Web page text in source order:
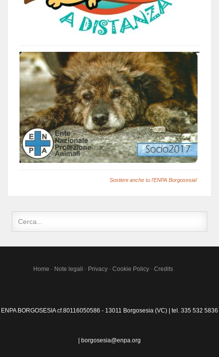
Sostieni anche tu l'ENPA Borgosesia!
Home - Note legali - Privacy- Cookie Policy- Credits
ENPA BORGOSESIA cf.80116050586 - 13011 Borgosesia (VC) | tel. 335 532 5836
| borgosesia@enpa.org